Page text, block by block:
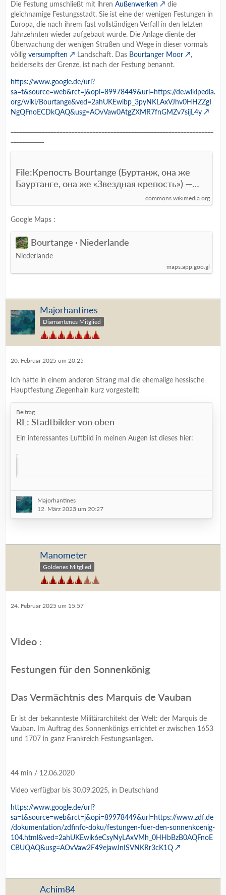
Die Festung umschließt mit ihren Außenwerken
die
gleichnamige Festungsstadt. Sie ist eine der wenigen Festungen in
Europa, die nach ihrem fast vollständigen Verfall in den letzten
Jahrzehnten wieder aufgebaut wurde. Die Anlage diente der
Überwachung der wenigen Straßen und Wege in dieser vormals
völlig versumpften Landschaft. Das Bourtanger Moor
,
beiderseits der Grenze, ist nach der Festung benannt.
https://www.google.de/url?
sa=t&source=web&rct=j&opi=89978449&url=https://de.wikipedia.
org/wiki/Bourtange&ved=2ahUKEwibp_3pyNKLAxVJhv0HHZZgI
NgQFnoECDkQAQ&usg=AOvVaw0AtgZXMR7fnGMZv7sijL4y
File:Крепость Bourtange (Буртанж, она же
Бауртанге, она же «Звездная крепость») —
форт в Нидерландах на границе с
Германией.jpg - Wikimedia Commons
commons.wikimedia.org
Google Maps :
Bourtange · Niederlande
Niederlande
maps.app.goo.gl
Majorhantines
Diamantenes Mitglied
20. Februar 2025 um 20:25
Ich hatte in einem anderen Strang mal die ehemalige hessische
Hauptfestung Ziegenhain kurz vorgestellt:
Beitrag
RE: Stadtbilder von oben
Ein interessantes Luftbild in meinen Augen ist dieses hier:
Änderungen)Majorhantines
12. März 2023 um 20:27
Manometer
Goldenes Mitglied
24. Februar 2025 um 15:57
Video :
Festungen für den Sonnenkönig
Das Vermächtnis des Marquis de Vauban
Er ist der bekannteste Militärarchitekt der Welt: der Marquis de
Vauban. Im Auftrag des Sonnenkönigs errichtet er zwischen 1653
und 1707 in ganz Frankreich Festungsanlagen.
44 min / 12.06.2020
Video verfügbar bis 30.09.2025, in Deutschland
https://www.google.de/url?
sa=t&source=web&rct=j&opi=89978449&url=https://www.zdf.de
/dokumentation/zdfinfo-doku/festungen-fuer-den-sonnenkoenig-
104.html&ved=2ahUKEwik6eCsyNyLAxVMh_0HHbBzB0AQFnoE
CBUQAQ&usg=AOvVaw2F49ejawJnISVNKRr3cK1Q
Achim84